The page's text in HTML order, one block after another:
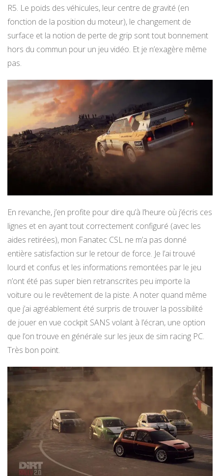
R5. Le poids des véhicules, leur centre de gravité (en
fonction de la position du moteur), le changement de
surface et la notion de perte de grip sont tout bonnement
hors du commun pour un jeu vidéo. Et je n’exagère même
pas.
En revanche, j’en profite pour dire qu’à l’heure où j’écris ces
lignes et en ayant tout correctement configuré (avec les
aides retirées), mon Fanatec CSL ne m’a pas donné
entière satisfaction sur le retour de force. Je l’ai trouvé
lourd et confus et les informations remontées par le jeu
n’ont été pas super bien retranscrites peu importe la
voiture ou le revêtement de la piste. A noter quand même
que j’ai agréablement été surpris de trouver la possibilité
de jouer en vue cockpit SANS volant à l’écran, une option
que l’on trouve en générale sur les jeux de sim racing PC.
Très bon point.